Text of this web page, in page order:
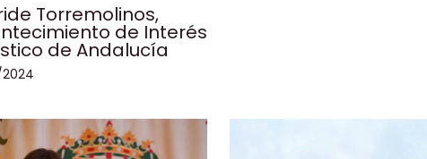
Torremolinos,
de Interés
de Andalucía
2024